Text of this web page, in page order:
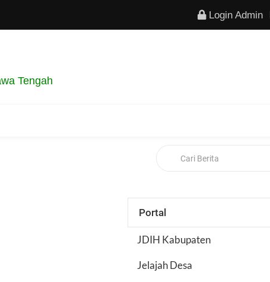
Login Admin
Tengah
Portal
JDIH Kabupaten
Jelajah Desa